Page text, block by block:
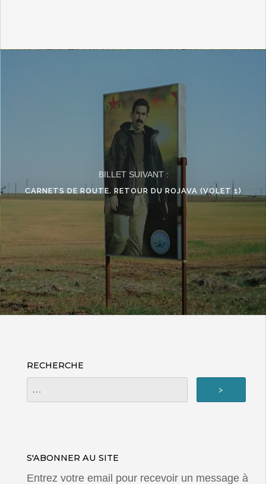
BILLET SUIVANT :
CARNETS DE ROUTE. RETOUR DU ROJAVA (VOLET 1)
RECHERCHE
S'ABONNER AU SITE
Entrez votre email pour recevoir un message à